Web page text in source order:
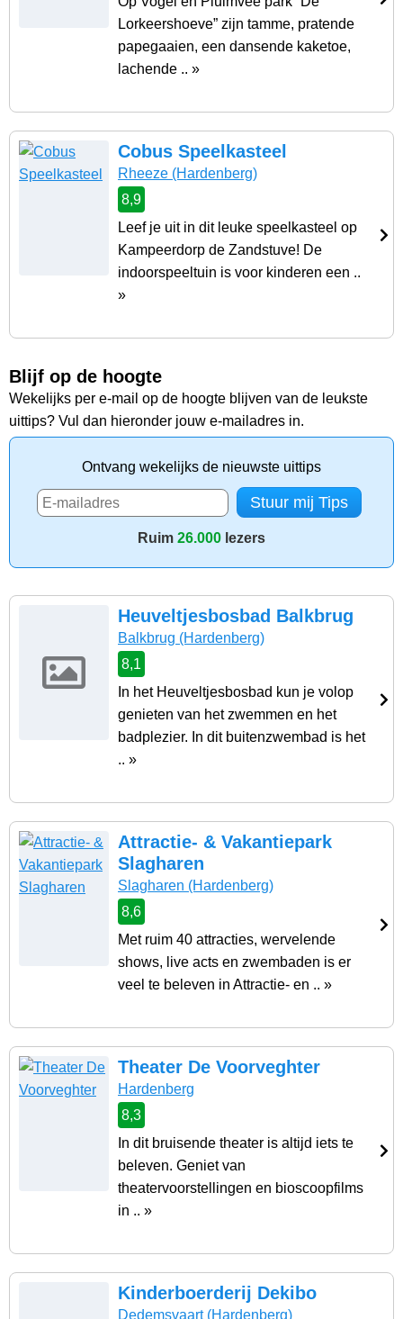
Lorkeershoeve” zijn tamme, pratende
papegaaien, een dansende kaketoe,
lachende .. »
Cobus Speelkasteel
Rheeze (Hardenberg)
8,9
Leef je uit in dit leuke speelkasteel op
Kampeerdorp de Zandstuve! De
indoorspeeltuin is voor kinderen een ..
»
Blijf op de hoogte
Wekelijks per e-mail op de hoogte blijven van de leukste
uittips? Vul dan hieronder jouw e-mailadres in.
Ontvang wekelijks de nieuwste uittips
Ruim 26.000 lezers
Heuveltjesbosbad Balkbrug
Balkbrug (Hardenberg)
8,1
In het Heuveltjesbosbad kun je volop
genieten van het zwemmen en het
badplezier. In dit buitenzwembad is het
.. »
Attractie- & Vakantiepark
Slagharen
Slagharen (Hardenberg)
8,6
Met ruim 40 attracties, wervelende
shows, live acts en zwembaden is er
veel te beleven in Attractie- en .. »
Theater De Voorveghter
Hardenberg
8,3
In dit bruisende theater is altijd iets te
beleven. Geniet van
theatervoorstellingen en bioscoopfilms
in .. »
Kinderboerderij Dekibo
Dedemsvaart(Hardenberg)